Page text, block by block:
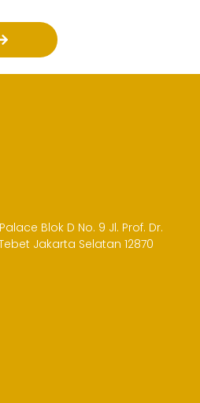
Blok D No. 9 Jl. Prof. Dr.
Jakarta Selatan 12870